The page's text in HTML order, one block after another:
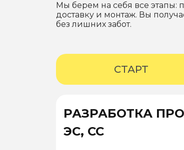
Мы берем на себя все этапы:
доставку и монтаж. Вы
без лишних забот.
СТАРТ
РАЗРАБОТКА
ЭС, СС